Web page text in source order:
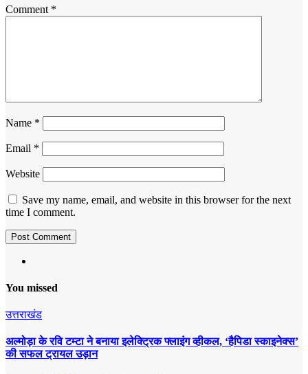
Comment *
Name *
Email *
Website
Save my name, email, and website in this browser for the next
time I comment.
You missed
उत्तराखंड
अल्मोड़ा के रवि टम्टा ने बनाया इलेक्ट्रिक फ्लाइंग व्हीकल, ‘हैपिडा स्काइनेक्स’
की सफल ट्रायल उड़ान